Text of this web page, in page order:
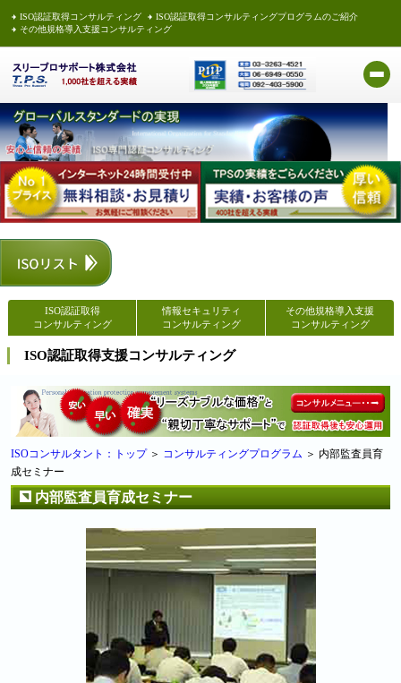
ISO認証取得コンサルティング
ISO認証取得コンサルティングプログラムのご紹介
その他規格導入支援コンサルティング
ISO認証取得
コンサルティング
情報セキュリティ
コンサルティング
その他規格導入支援
コンサルティング
ISO認証取得支援コンサルティング
ISOコンサルタント：トップ＞ コンサルティングプログラム ＞ 内部監査員育
成セミナー
内部監査員育成セミナー